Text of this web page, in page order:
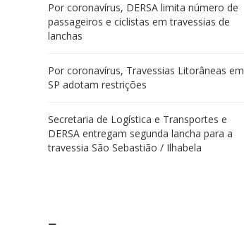
Por coronavírus, DERSA limita número de
passageiros e ciclistas em travessias de
lanchas
Por coronavírus, Travessias Litorâneas em
SP adotam restrições
Secretaria de Logística e Transportes e
DERSA entregam segunda lancha para a
travessia São Sebastião / Ilhabela